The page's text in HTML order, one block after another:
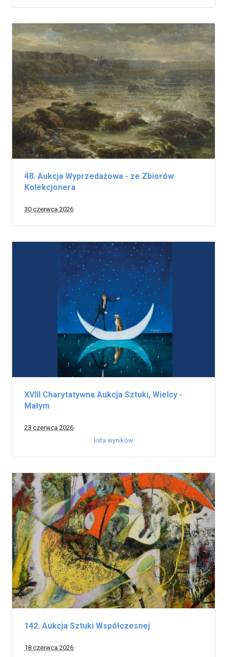
48. Aukcja Wyprzedażowa - ze Zbiorów
Kolekcjonera
30 czerwca 2026
XVIII Charytatywna Aukcja Sztuki, Wielcy -
Małym
23 czerwca 2026
lista wyników
142. Aukcja Sztuki Współczesnej
18 czerwca 2026